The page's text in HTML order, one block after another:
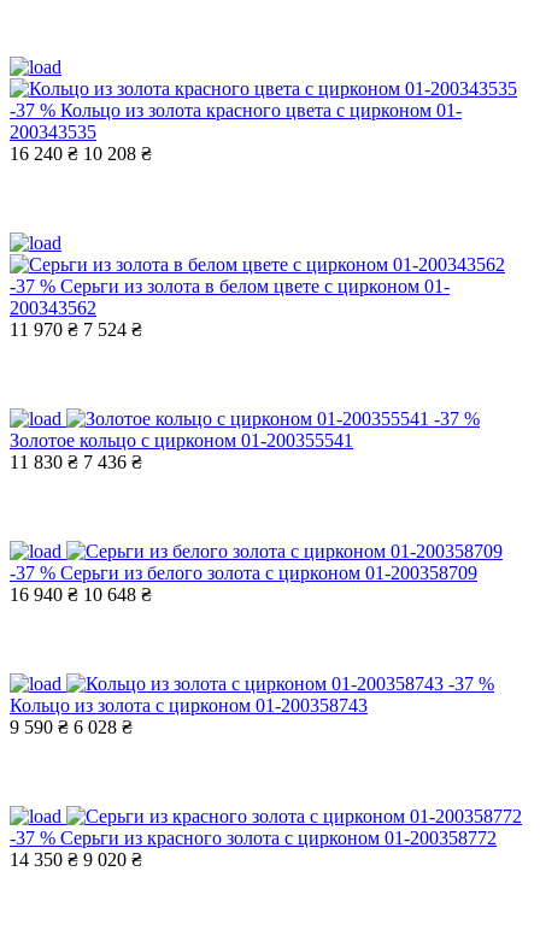
-37 % Кольцо из золота красного цвета с цирконом 01-
200343535
16 240 ₴ 10 208 ₴
-37 % Серьги из золота в белом цвете с цирконом 01-
200343562
11 970 ₴ 7 524 ₴
-37 %
Золотое кольцо с цирконом 01-200355541
11 830 ₴ 7 436 ₴
-37 % Серьги из белого золота с цирконом 01-200358709
16 940 ₴ 10 648 ₴
-37 %
Кольцо из золота с цирконом 01-200358743
9 590 ₴ 6 028 ₴
-37 % Серьги из красного золота с цирконом 01-200358772
14 350 ₴ 9 020 ₴